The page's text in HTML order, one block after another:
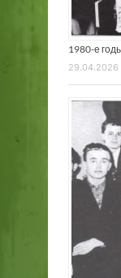
1980-е
29.04.2026